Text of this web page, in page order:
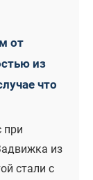
от
из
что
при
из
стали с